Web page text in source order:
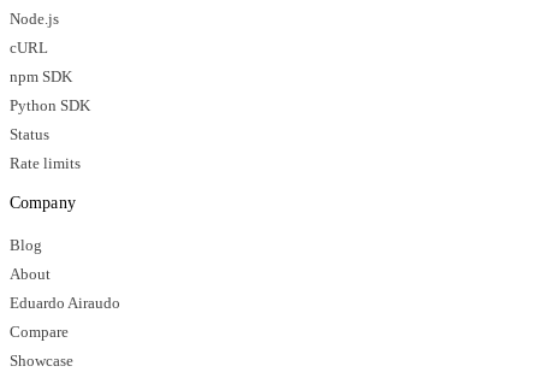
Node.js
cURL
npm SDK
Python SDK
Status
Rate limits
Company
Blog
About
Eduardo Airaudo
Compare
Showcase